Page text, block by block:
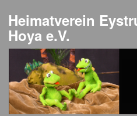
Heimatverein
Hoya e.V.